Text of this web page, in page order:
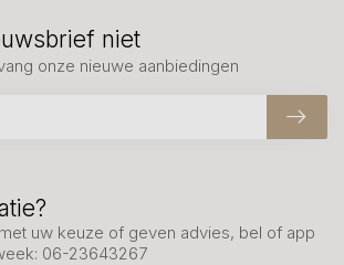
uw keuze of geven advies, bel of app
06-23643267
niet
onze nieuwe aanbiedingen